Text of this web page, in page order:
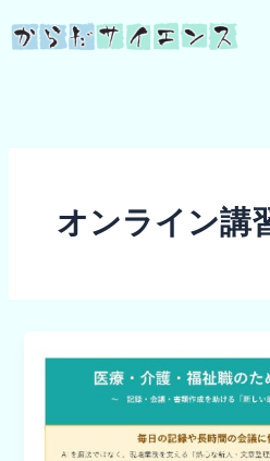
容
オンライン講